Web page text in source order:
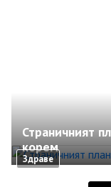
Здраве
Страничният
корем